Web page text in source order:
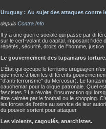
Uruguay : Au sujet des attaques contre
depuis Contra Info
Il y a une guerre sociale qui passe par
sur le cerf-volant du capital, imposant
répétés, sécurité, droits de l"homme, justice
Le gouvernement des tupamaros
L'État qui occupe le territoire uruguayen
que mène à bien les différents
"d'anti-terrorisme" du Mercosur). Le
cauchemar pour la clique patronale. Quel
fascistes ? La révolte, l'insurrection qui
être calmée par le football ou le shopping.
les forces de l'ordre au service de leur
du pouvoir sortent pour attaquer.
Les violents, cagoulés, anarchistes.